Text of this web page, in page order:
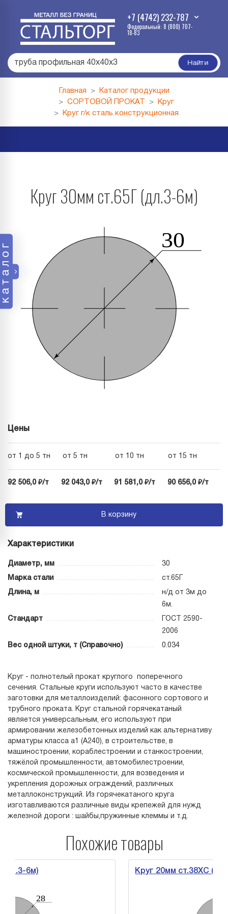
+7 (4742) 232-787
Федеральный: 8 (800) 707-
18-83
труба профильная 40х40х3 Найти
каталог
Главная
Каталог продукции
СОРТОВОЙ ПРОКАТ
Круг
Круг г/к сталь конструкционная
Круг 30мм ст.65Г (дл.3-6м)
Цены
от 1 до 5 тн от 5 тн от 10 тн от 15 тн
92 506,0 ₽/т 92 043,0 ₽/т 91 581,0 ₽/т 90 656,0 ₽/т
В корзину
Характеристики
Диаметр, мм 30
Марка стали ст.65Г
Длина, м
н/д от 3м до
6м.
Стандарт
ГОСТ 2590-
2006
Вес одной штуки, т (Справочно) 0.034
Круг - полнотелый прокат круглого поперечного
сечения. Стальные круги используют часто в качестве
заготовки для металлоизделий: фасонного сортового и
трубного проката. Круг стальной горячекатаный
является универсальным, его используют при
армировании железобетонных изделий как альтернативу
арматуры класса а1 (А240), в строительстве, в
машиностроении, кораблестроении и станкостроении,
тяжёлой промышленности, автомобилестроении,
космической промышленности, для возведения и
укрепления дорожных ограждений, различных
металлоконструкций. Из горячекатаного круга
изготавливаются различные виды крепежей для нужд
железной дороги : шайбы,пружинные клеммы и т.д.
Похожие товары
Круг 20мм ст.38ХС (дл.3-6м)